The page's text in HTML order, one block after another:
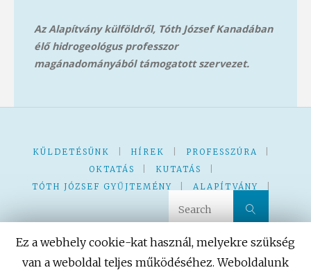
Az Alapítvány külföldről, Tóth József Kanadában
élő hidrogeológus professzor
magánadományából támogatott szervezet.
KÜLDETÉSÜNK HÍREK PROFESSZÚRA
OKTATÁS
KUTATÁS
TÓTH JÓZSEF GYŰJTEMÉNY
ALAPÍTVÁNY
Search
Ez a webhely cookie-kat használ, melyekre szükség
van a weboldal teljes működéséhez. Weboldalunk